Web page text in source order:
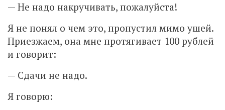
— Не надо накручивать, пожалуйста!
Я не понял о чем это, пропустил мимо ушей.
Приезжаем, она мне протягивает 100 рублей
и говорит:
— Сдачи не надо.
Я говорю: